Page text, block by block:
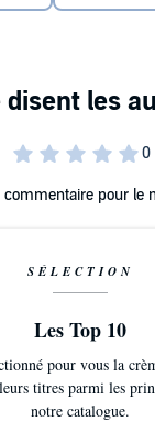
commentaire pour le
SÉLECTION
Les Top 10
pour vous la
titres parmi les
notre catalogue.